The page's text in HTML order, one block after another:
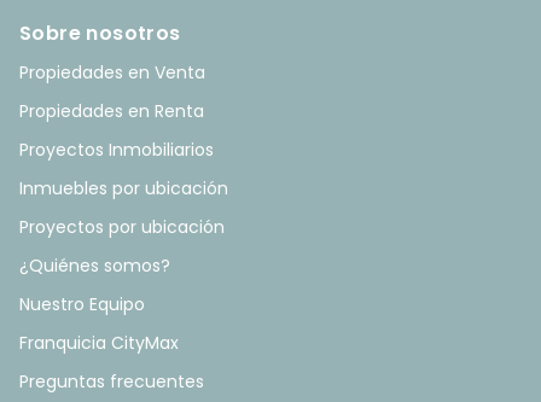
Sobre nosotros
Propiedades en Venta
Propiedades en Renta
Proyectos Inmobiliarios
Inmuebles por ubicación
Proyectos por ubicación
¿Quiénes somos?
Nuestro Equipo
Franquicia CityMax
Preguntas frecuentes